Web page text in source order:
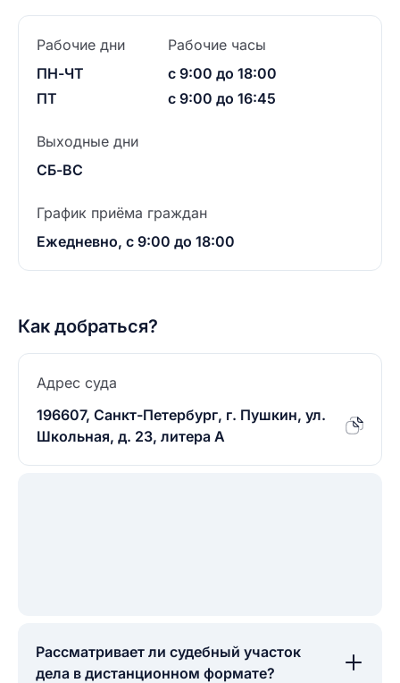
Рабочие дни
ПН-ЧТ
ПТ
Рабочие часы
с 9:00 до 18:00
с 9:00 до 16:45
Выходные дни
СБ-ВС
График приёма граждан
Ежедневно, с 9:00 до 18:00
Как добраться?
Адрес суда
196607, Санкт-Петербург, г. Пушкин, ул.
Школьная, д. 23, литера А
Рассматривает ли судебный участок
дела в дистанционном формате?